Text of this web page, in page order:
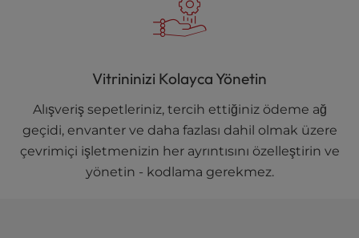
Vitrininizi Kolayca Yönetin
Alışveriş sepetleriniz, tercih ettiğiniz ödeme ağ
geçidi, envanter ve daha fazlası dahil olmak üzere
çevrimiçi işletmenizin her ayrıntısını özelleştirin ve
yönetin - kodlama gerekmez.